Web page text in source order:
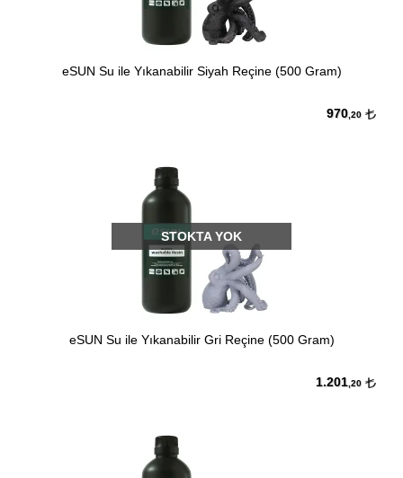
eSUN Su ile Yıkanabilir Siyah Reçine (500 Gram)
970 ,20
STOKTA YOK
eSUN Su ile Yıkanabilir Gri Reçine (500 Gram)
1.201 ,20